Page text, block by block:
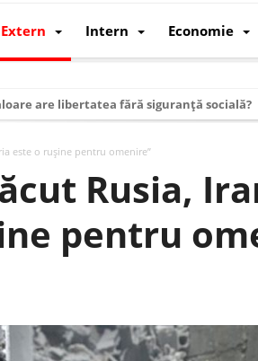
Extern Intern Economie
are libertatea fără siguranță socială?
cum a devenit atelierul lumii și rivalul
de ce rezistă?
care revine: o realitate pe care România
Europeană. Ce ne așteaptă? – O
este o ruşine pentru omenire”
Rusia,
pentru